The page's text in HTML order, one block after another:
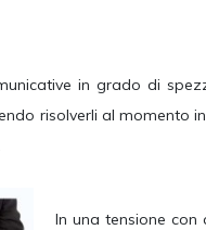
in grado di
risolverli al momento
In una tensione con